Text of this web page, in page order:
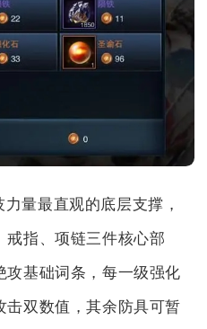
量最直观的底层支撑，
戒指、项链三件核心部
攻基础词条，每一级强化
击双数值，其余防具可暂